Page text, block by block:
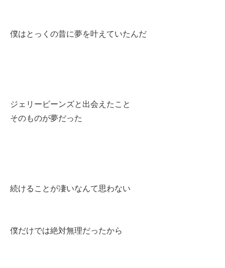
僕はとっくの昔に夢を叶えていたんだ
ジェリービーンズと出会えたこと
そのものが夢だった
続けることが凄いなんて思わない
僕だけでは絶対無理だったから